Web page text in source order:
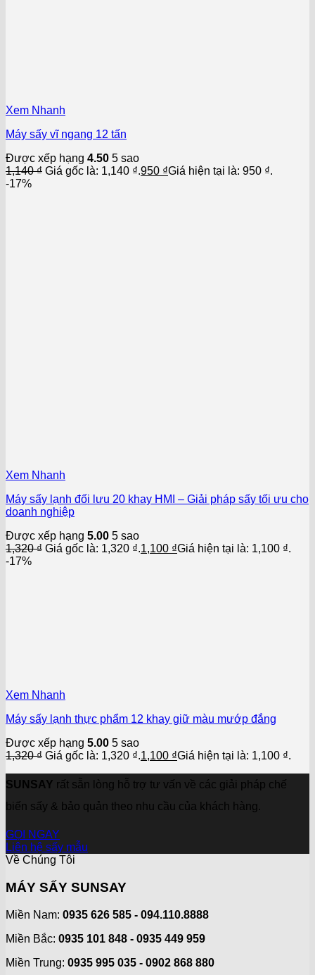
Xem Nhanh
Máy sấy vĩ ngang 12 tấn
Được xếp hạng 4.50 5 sao
1,140₫ Giá gốc là: 1,140 ₫.950 ₫Giá hiện tại là: 950 ₫.
-17%
Xem Nhanh
Máy sấy lạnh đối lưu 20 khay HMI – Giải pháp sấy tối ưu cho
doanh nghiệp
Được xếp hạng 5.00 5 sao
1,320₫ Giá gốc là: 1,320 ₫.1,100 ₫Giá hiện tại là: 1,100 ₫.
-17%
Xem Nhanh
Máy sấy lạnh thực phẩm 12 khay giữ màu mướp đắng
Được xếp hạng 5.00 5 sao
1,320₫ Giá gốc là: 1,320 ₫.1,100 ₫Giá hiện tại là: 1,100 ₫.
SUNSAY rất sẵn lòng hỗ trợ tư vấn về các giải pháp chế
biến sấy & bảo quản theo nhu cầu của khách hàng.
GỌI NGAY
Liên hệ sấy mẫu
Về Chúng Tôi
MÁY SẤY SUNSAY
Miền Nam: 0935 626 585 - 094.110.8888
Miền Bắc: 0935 101 848 - 0935 449 959
Miền Trung: 0935 995 035 - 0902 868 880